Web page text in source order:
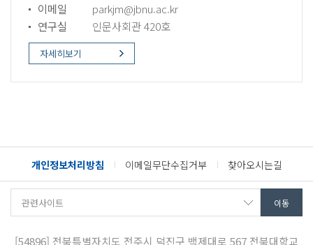
이메일
parkjm@jbnu.ac.kr
연구실
인문사회관 420호
자세히보기
개인정보처리방침 이메일무단수집거부 찾아오시는길
[54896] 전북특별자치도 전주시 덕진구 백제대로 567 전북대학교